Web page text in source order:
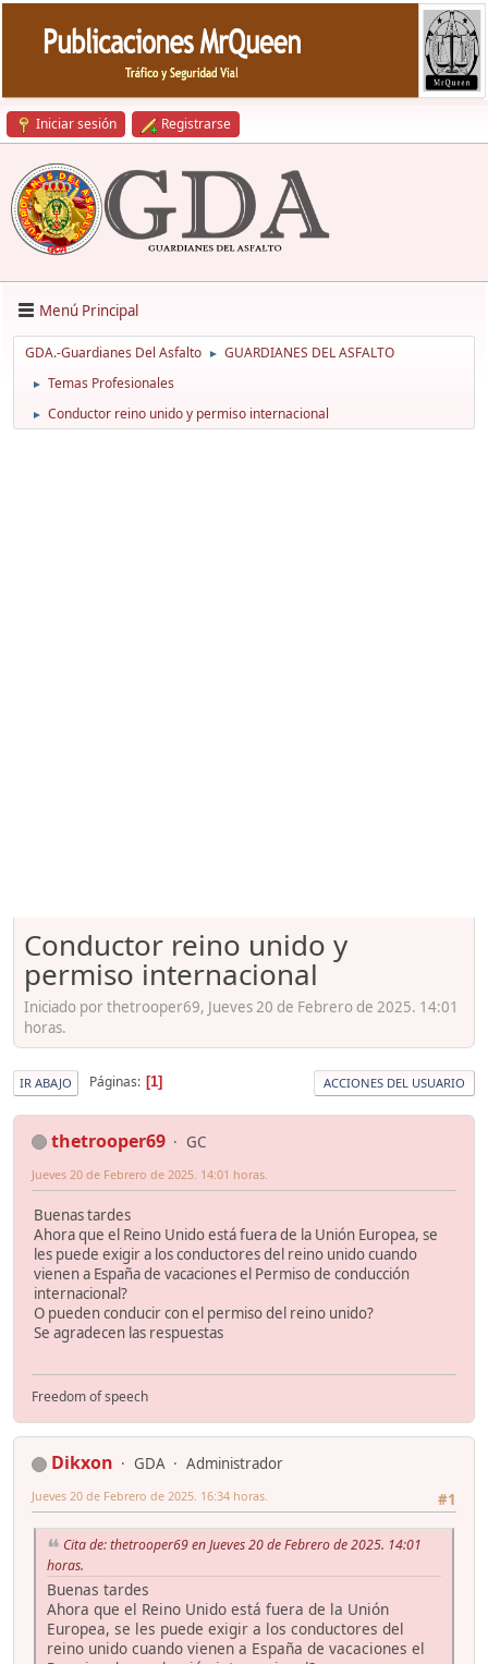
Iniciar sesión Registrarse
Menú Principal
GDA.-Guardianes Del Asfalto ► GUARDIANES DEL ASFALTO
► Temas Profesionales
► Conductor reino unido y permiso internacional
Conductor reino unido y
permiso internacional
Iniciado por thetrooper69, Jueves 20 de Febrero de 2025. 14:01
horas.
IR ABAJO Páginas 1 ACCIONES DEL USUARIO
thetrooper69 GC
Jueves 20 de Febrero de 2025. 14:01 horas.
Buenas tardes
Ahora que el Reino Unido está fuera de la Unión Europea, se
les puede exigir a los conductores del reino unido cuando
vienen a España de vacaciones el Permiso de conducción
internacional?
O pueden conducir con el permiso del reino unido?
Se agradecen las respuestas
Freedom of speech
Dikxon GDA
Administrador
#1
Jueves 20 de Febrero de 2025. 16:34 horas.
Cita de: thetrooper69 en Jueves 20 de Febrero de 2025. 14:01
horas.
Buenas tardes
Ahora que el Reino Unido está fuera de la Unión
Europea, se les puede exigir a los conductores del
reino unido cuando vienen a España de vacaciones el